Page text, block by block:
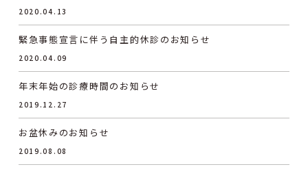
2020.04.13
緊急事態宣言に伴う自主的休診のお知らせ
2020.04.09
年末年始の診療時間のお知らせ
2019.12.27
お盆休みのお知らせ
2019.08.08